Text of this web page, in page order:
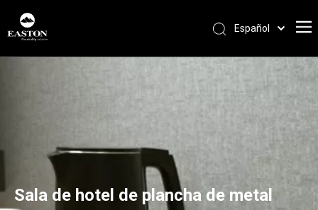
Español
Sala de hotel de plancha de metal